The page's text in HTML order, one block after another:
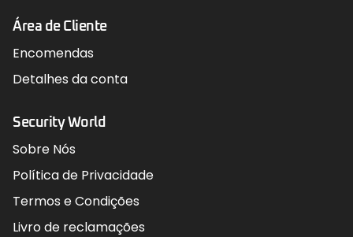
Área de Cliente
Encomendas
Detalhes da conta
Security World
Sobre Nós
Política de Privacidade
Termos e Condições
Livro de reclamações